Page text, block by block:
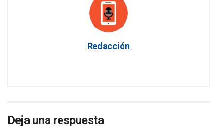
Redacción
Deja una respuesta